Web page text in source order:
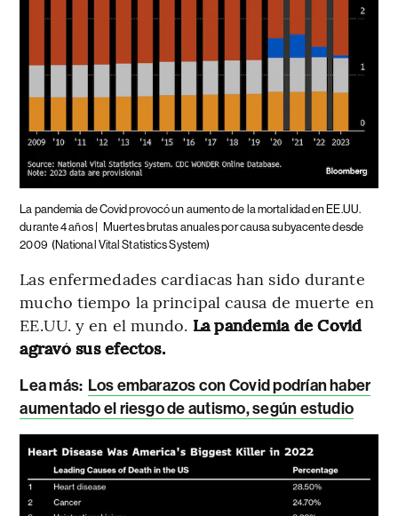
La pandemia de Covid provocó un aumento de la mortalidad en EE.UU.
durante 4 años | Muertes brutas anuales por causa subyacente desde
2009 (National Vital Statistics System)
Las enfermedades cardiacas han sido durante
mucho tiempo la principal causa de muerte en
EE.UU. y en el mundo. La pandemia de Covid
agravó sus efectos.
Lea más: Los embarazos con Covid podrían haber
aumentado el riesgo de autismo, según estudio